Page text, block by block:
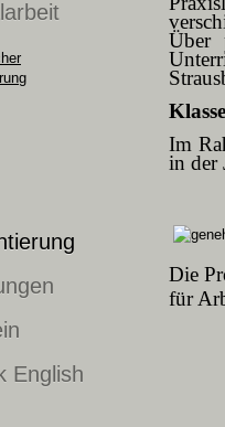
English
Über
Im
in der
Die
für